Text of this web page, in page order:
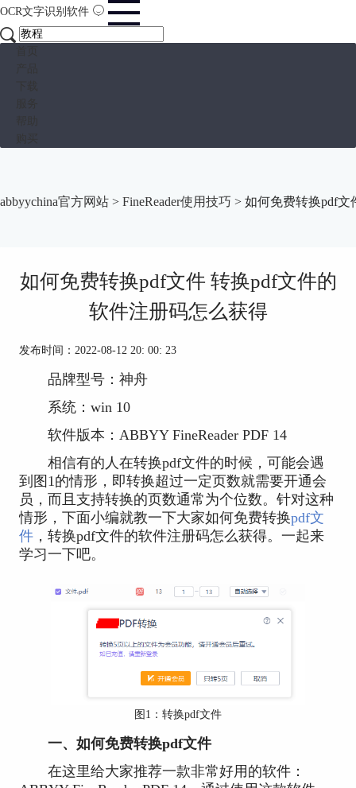
OCR文字识别软件
abbyychina官方网站 > FineReader使用技巧 > 如何免费转换pdf文
如何免费转换pdf文件 转换pdf文件的
软件注册码怎么获得
发布时间：2022-08-12 20: 00: 23
品牌型号：神舟
系统：win 10
软件版本：ABBYY FineReader PDF 14
相信有的人在转换pdf文件的时候，可能会遇
到图1的情形，即转换超过一定页数就需要开通会
员，而且支持转换的页数通常为个位数。针对这种
情形，下面小编就教一下大家如何免费转换pdf文
件，转换pdf文件的软件注册码怎么获得。一起来
学习一下吧。
图1：转换pdf文件
一、如何免费转换pdf文件
在这里给大家推荐一款非常好用的软件：